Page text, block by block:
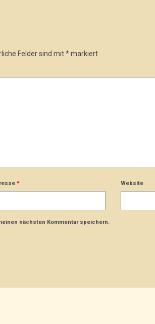
Felder sind mit*markiert
* Website
nächsten Kommentar speichern.